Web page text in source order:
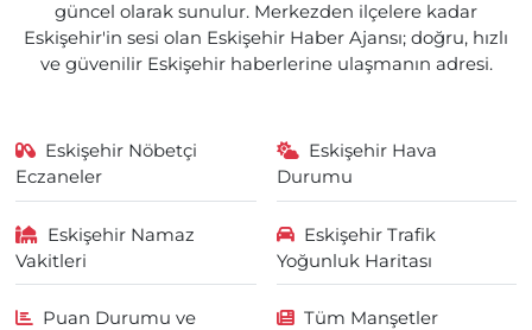
güncel olarak sunulur. Merkezden ilçelere kadar
Eskişehir'in sesi olan Eskişehir Haber Ajansı; doğru, hızlı
ve güvenilir Eskişehir haberlerine ulaşmanın adresi.
Eskişehir Nöbetçi
Eczaneler
Eskişehir Hava
Durumu
Eskişehir Namaz
Vakitleri
Eskişehir Trafik
Yoğunluk Haritası
Puan Durumu ve
Tüm Manşetler